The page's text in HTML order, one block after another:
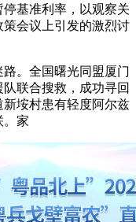
基准利率，以观察关
会议上引发的激烈讨
。全国曙光同盟厦门
联合搜救，成功寻回
垵村患有轻度阿尔兹
。家